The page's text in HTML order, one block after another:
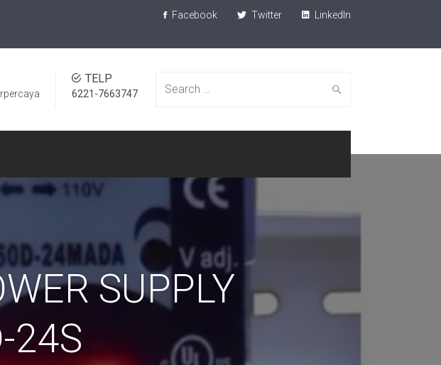
Facebook Twitter LinkedIn
Search
TELP
6221-7663747
SUPPLY
24S